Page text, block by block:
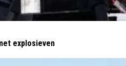
explosieven